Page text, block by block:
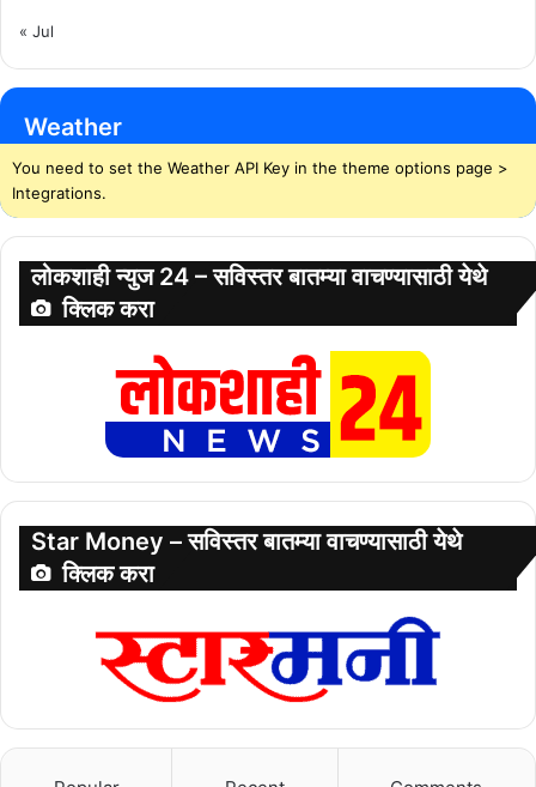
« Jul
Weather
You need to set the Weather API Key in the theme options page >
Integrations.
लोकशाही न्युज 24 – सविस्तर बातम्या वाचण्यासाठी येथे
क्लिक करा
Star Money – सविस्तर बातम्या वाचण्यासाठी येथे
क्लिक करा